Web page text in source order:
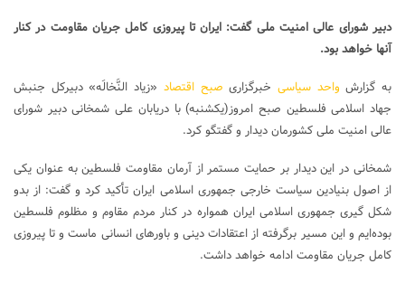
دبیر شورای عالی امنیت ملی گفت: ایران تا پیروزی کامل جریان مقاومت در کنار
آنها خواهد بود.
به گزارش واحد سیاسی خبرگزاری صبح اقتصاد «زیاد النَّخالَه» دبیرکل جنبش
جهاد اسلامی فلسطین صبح امروز(یکشنبه) با دریابان علی شمخانی دبیر شورای
عالی امنیت ملی کشورمان دیدار و گفتگو کرد.
شمخانی در این دیدار بر حمایت مستمر از آرمان مقاومت فلسطین به عنوان یکی
از اصول بنیادین سیاست خارجی جمهوری اسلامی ایران تأکید کرد و گفت: از بدو
شکل گیری جمهوری اسلامی ایران همواره در کنار مردم مقاوم و مظلوم فلسطین
بوده‌ایم و این مسیر برگرفته از اعتقادات دینی و باورهای انسانی ماست و تا پیروزی
کامل جریان مقاومت ادامه خواهد داشت.